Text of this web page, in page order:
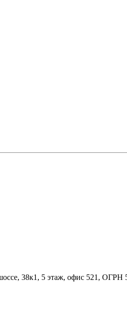
38к1, 5 этаж, офис 521,